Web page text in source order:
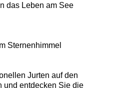
das Leben am See
Sternenhimmel
Jurten auf den
und entdecken Sie die